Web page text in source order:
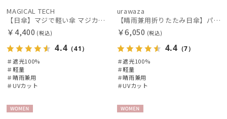
MAGICAL TECH
【日傘】マジで軽い傘 マジカルテックプロテクション(MAGICAL TECH PROTECTION)5flat 晴雨兼用傘折りたたみ日傘 一級遮光100% UV 軽量 コンパクト持ち運びに便利 人気
￥4,400 (税込)
4.4 （41）
＃遮光100%
＃軽量
＃晴雨兼用
＃UVカット
urawaza
【晴雨兼用折りたたみ日傘】パッとさして、サッとしまえる傘コワザ(kowaza) ボーダー 50 遮光100% UV100%
￥6,050 (税込)
4.4 （7）
＃遮光100%
＃軽量
＃晴雨兼用
＃UVカット